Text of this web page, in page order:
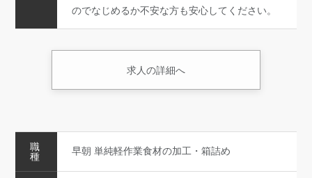
のでなじめるか不安な方も安心してください。
求人の詳細へ
職
種 早朝 単純軽作業食材の加工・箱詰め